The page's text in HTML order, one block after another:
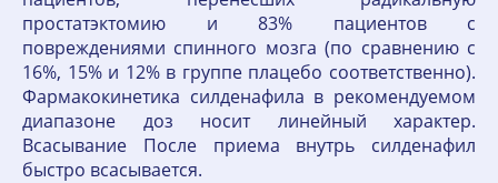
простатэктомию и 83% пациентов с
повреждениями спинного мозга (по сравнению с
16%, 15% и 12% в группе плацебо соответственно).
Фармакокинетика силденафила в рекомендуемом
диапазоне доз носит линейный характер.
Всасывание После приема внутрь силденафил
быстро всасывается.